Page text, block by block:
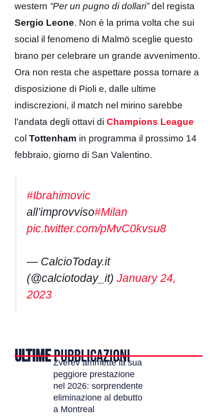
western “Per un pugno di dollari”del regista
Sergio Leone. Non è la prima volta che sui
social il fenomeno di Malmö sceglie questo
brano per celebrare un grande avvenimento.
Ora non resta che aspettare possa tornare a
disposizione di Pioli e, dalle ultime
indiscrezioni, il match nel mirino sarebbe
l’andata degli ottavi di Champions League
col Tottenham in programma il prossimo 14
febbraio, giorno di San Valentino.
#Ibrahimovic
all’improvviso#Milan
pic.twitter.com/pMvC0kvsu8
— CalcioToday.it
(@calciotoday_it) January 24,
2023
ULTIMEPUBBLICAZIONI
Zverev ammette la sua
peggiore prestazione
nel 2026: sorprendente
eliminazione al debutto
a Montreal